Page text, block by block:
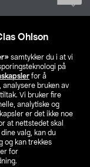
Ohlson
samtykker du i at vi
på
for å
bruken av
Vi bruker fire
analytiske og
er det ikke noe
at nettstedet skal
valg, kan du
og kan trekkes
for